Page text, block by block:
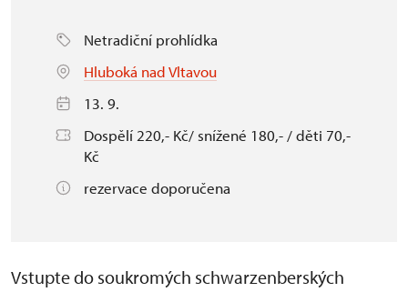
Netradiční prohlídka
Hluboká nad Vltavou
13. 9.
Dospělí 220,- Kč/ snížené 180,- / děti 70,-
Kč
rezervace doporučena
Vstupte do soukromých schwarzenberských